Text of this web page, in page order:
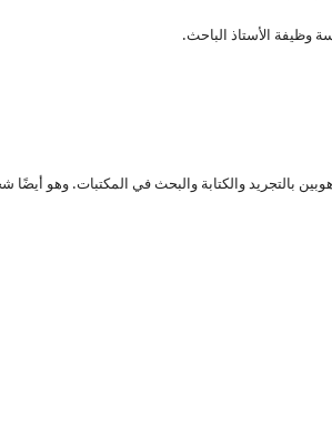
وظيفة الأستاذ الباحث.
بالتجريد والكتابة والبحث في المكتبات.